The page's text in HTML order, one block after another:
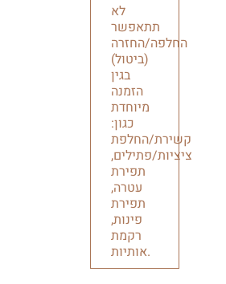
לא
תתאפשר
החלפה/החזרה
(ביטול)
בגין
הזמנה
מיוחדת
כגון:
קשירת/החלפת
ציציות/פתילים,
תפירת
עטרה,
תפירת
פינות,
רקמת
אותיות.